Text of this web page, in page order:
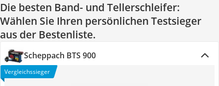
Die besten Band- und Tellerschleifer:
Wählen Sie Ihren persönlichen Testsieger
aus der Bestenliste.
Scheppach BTS 900
Vergleichssieger